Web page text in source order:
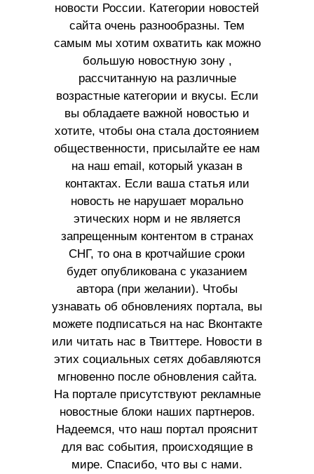
новости России. Категории новостей
сайта очень разнообразны. Тем
самым мы хотим охватить как можно
большую новостную зону ,
рассчитанную на различные
возрастные категории и вкусы. Если
вы обладаете важной новостью и
хотите, чтобы она стала достоянием
общественности, присылайте ее нам
на наш email, который указан в
контактах. Если ваша статья или
новость не нарушает морально
этических норм и не является
запрещенным контентом в странах
СНГ, то она в кротчайшие сроки
будет опубликована с указанием
автора (при желании). Чтобы
узнавать об обновлениях портала, вы
можете подписаться на нас Вконтакте
или читать нас в Твиттере. Новости в
этих социальных сетях добавляются
мгновенно после обновления сайта.
На портале присутствуют рекламные
новостные блоки наших партнеров.
Надеемся, что наш портал прояснит
для вас события, происходящие в
мире. Спасибо, что вы с нами.